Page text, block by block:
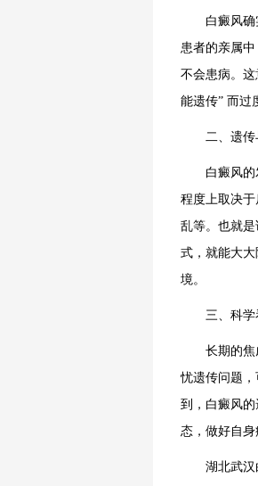
白癜风确实
患者的亲属
不会患病。
能遗传” 而过
二、遗传
白癜风的发
程度上取决
乱等。也就
式，就能大
境。
三、科学
长期的焦虑
忧遗传问题
到，白癜风
态，做好自身
湖北武汉白